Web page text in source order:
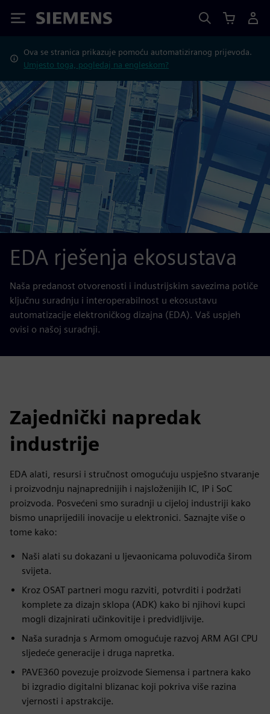
Siemens
Ova se stranica prikazuje pomoću automatiziranog prijevoda.
Umjesto toga, pogledaj na engleskom?
EDA rješenja ekosustava
Naša predanost otvorenosti i industrijskim savezima potiče
ključnu suradnju i interoperabilnost u ekosustavu
automatizacije elektroničkog dizajna (EDA). Vaš uspjeh
ovisi o našoj suradnji.
Zajednički napredak
industrije
EDA alati, resursi i stručnost omogućuju uspješno stvaranje
i proizvodnju najnaprednijih i najsloženijih IC, IP i SoC
proizvoda. Posvećeni smo suradnji u cijeloj industriji kako
bismo unaprijedili inovacije u elektronici. Saznajte više o
tome kako:
Naši alati su dokazani u ljevaonicama poluvodiča širom
svijeta.
Kroz OSAT partneri mogu razviti, potvrditi i podržati
komplete za dizajn sklopa (ADK) kako bi njihovi kupci
mogli dizajnirati učinkovitije i predvidljivije.
Naša suradnja s Armom omogućuje razvoj ARM AGI CPU
sljedeće generacije i druga napretka.
PAVE360 povezuje proizvode Siemensa i partnera kako
bi izgradio digitalni blizanac koji pokriva više razina
vjernosti i apstrakcije.